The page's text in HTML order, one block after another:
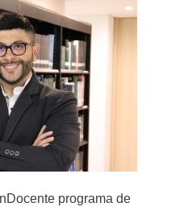
programa de